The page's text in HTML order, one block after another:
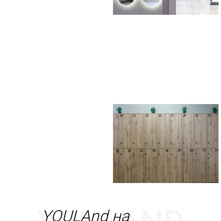
YOULAnd на